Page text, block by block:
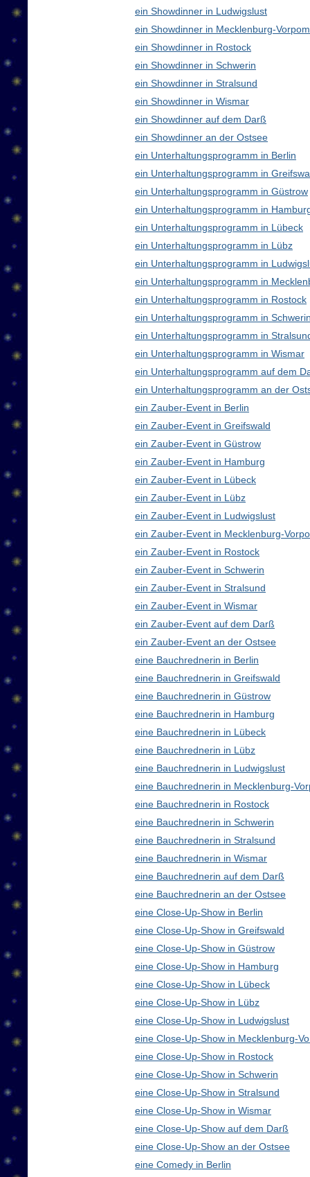
ein Showdinner in Ludwigslust
ein Showdinner in Mecklenburg-
ein Showdinner in Rostock
ein Showdinner in Schwerin
ein Showdinner in Stralsund
ein Showdinner in Wismar
ein Showdinner auf dem Darß
ein Showdinner an der Ostsee
ein Unterhaltungsprogramm in Berlin
ein Unterhaltungsprogramm in
ein Unterhaltungsprogramm in Güstrow
ein Unterhaltungsprogramm in
ein Unterhaltungsprogramm in Lübeck
ein Unterhaltungsprogramm in Lübz
ein Unterhaltungsprogramm in
ein Unterhaltungsprogramm in
ein Unterhaltungsprogramm in Rostock
ein Unterhaltungsprogramm in
ein Unterhaltungsprogramm in
ein Unterhaltungsprogramm in Wismar
ein Unterhaltungsprogramm auf dem
ein Unterhaltungsprogramm an der
ein Zauber-Event in Berlin
ein Zauber-Event in Greifswald
ein Zauber-Event in Güstrow
ein Zauber-Event in Hamburg
ein Zauber-Event in Lübeck
ein Zauber-Event in Lübz
ein Zauber-Event in Ludwigslust
ein Zauber-Event in Mecklenburg-
ein Zauber-Event in Rostock
ein Zauber-Event in Schwerin
ein Zauber-Event in Stralsund
ein Zauber-Event in Wismar
ein Zauber-Event auf dem Darß
ein Zauber-Event an der Ostsee
eine Bauchrednerin in Berlin
eine Bauchrednerin in Greifswald
eine Bauchrednerin in Güstrow
eine Bauchrednerin in Hamburg
eine Bauchrednerin in Lübeck
eine Bauchrednerin in Lübz
eine Bauchrednerin in Ludwigslust
eine Bauchrednerin in Mecklenburg-
eine Bauchrednerin in Rostock
eine Bauchrednerin in Schwerin
eine Bauchrednerin in Stralsund
eine Bauchrednerin in Wismar
eine Bauchrednerin auf dem Darß
eine Bauchrednerin an der Ostsee
eine Close-Up-Show in Berlin
eine Close-Up-Show in Greifswald
eine Close-Up-Show in Güstrow
eine Close-Up-Show in Hamburg
eine Close-Up-Show in Lübeck
eine Close-Up-Show in Lübz
eine Close-Up-Show in Ludwigslust
eine Close-Up-Show in Mecklenburg-
eine Close-Up-Show in Rostock
eine Close-Up-Show in Schwerin
eine Close-Up-Show in Stralsund
eine Close-Up-Show in Wismar
eine Close-Up-Show auf dem Darß
eine Close-Up-Show an der Ostsee
eine Comedy in Berlin